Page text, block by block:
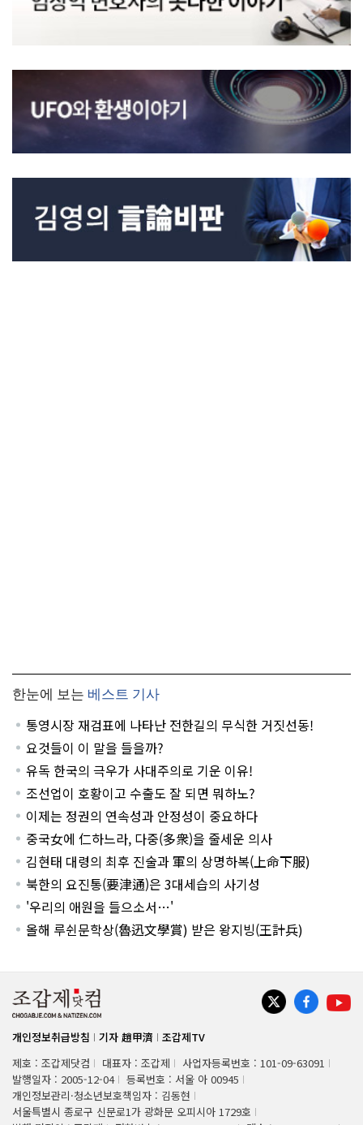
한눈에 보는 베스트 기사
통영시장 재검표에 나타난 전한길의 무식한 거짓선동!
요것들이 이 말을 들을까?
유독 한국의 극우가 사대주의로 기운 이유!
조선업이 호황이고 수출도 잘 되면 뭐하노?
이제는 정권의 연속성과 안정성이 중요하다
중국女에 仁하느라, 다중(多衆)을 줄세운 의사
김현태 대령의 최후 진술과 軍의 상명하복(上命下服)
북한의 요진통(要津通)은 3대세습의 사기성
'우리의 애원을 들으소서…'
올해 루쉰문학상(魯迅文學賞) 받은 왕지빙(王計兵)
개인정보취급방침 기자 趙甲濟
조갑제TV
제호 : 조갑제닷컴
대표자 : 조갑제
사업자등록번호 : 101-09-63091
발행일자 : 2005-12-04
등록번호 : 서울 아 00945
개인정보관리·청소년보호책임자 : 김동현
서울특별시 종로구 신문로1가 광화문 오피시아 1729호